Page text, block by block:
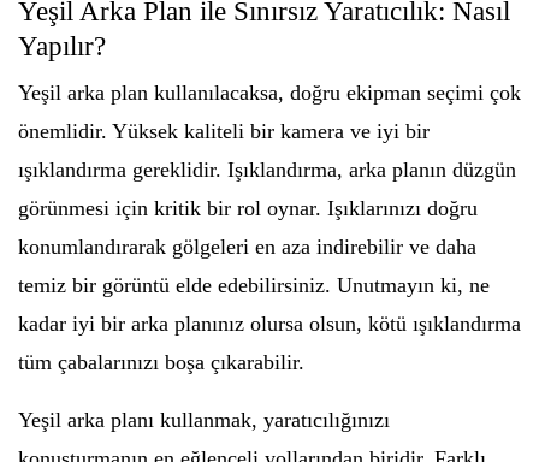
Yeşil Arka Plan ile Sınırsız Yaratıcılık: Nasıl
Yapılır?
Yeşil arka plan kullanılacaksa, doğru ekipman seçimi çok
önemlidir. Yüksek kaliteli bir kamera ve iyi bir
ışıklandırma gereklidir. Işıklandırma, arka planın düzgün
görünmesi için kritik bir rol oynar. Işıklarınızı doğru
konumlandırarak gölgeleri en aza indirebilir ve daha
temiz bir görüntü elde edebilirsiniz. Unutmayın ki, ne
kadar iyi bir arka planınız olursa olsun, kötü ışıklandırma
tüm çabalarınızı boşa çıkarabilir.
Yeşil arka planı kullanmak, yaratıcılığınızı